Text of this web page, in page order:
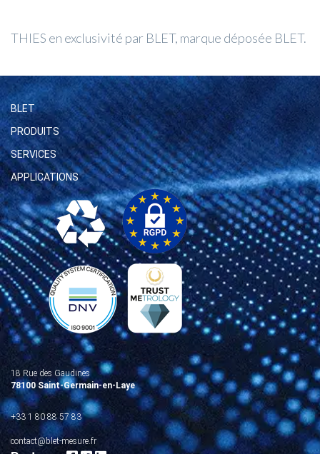
THIES en exclusivité par BLET, marque déposée BLET.
BLET
PRODUITS
SERVICES
APPLICATIONS
18 Rue des Gaudines
78100 Saint-Germain-en-Laye
+33 1 80 88 57 83
contact@blet-mesure.fr